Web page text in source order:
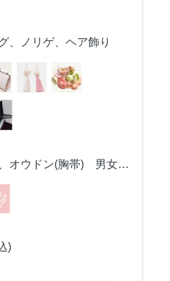
、ノリゲ、ヘア飾り
オウドン(胸帯) 男女…
)